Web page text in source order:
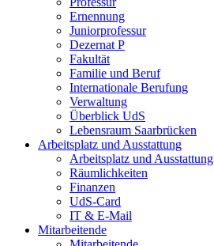
Ernennung
Juniorprofessur
Dezernat P
Fakultät
Familie und Beruf
Internationale Berufung
Verwaltung
Überblick UdS
Lebensraum Saarbrücken
Arbeitsplatz und Ausstattung
Arbeitsplatz und Ausstattung
Räumlichkeiten
Finanzen
UdS-Card
IT & E-Mail
Mitarbeitende